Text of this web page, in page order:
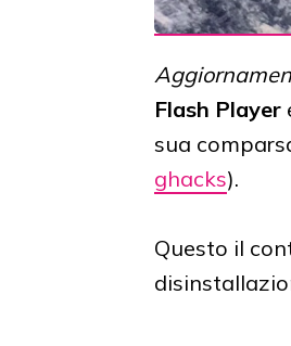
Flash Player
sua
ghacks).
Questo il